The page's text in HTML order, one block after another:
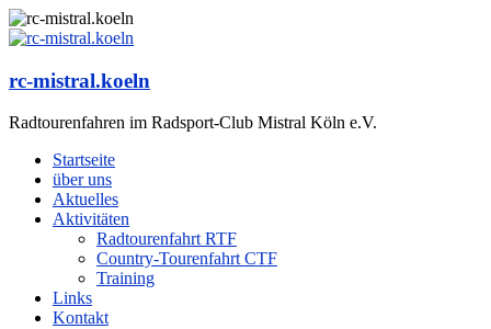
Zum
Inhalt
rc-mistral.koeln
Radtourenfahren im Radsport-Club Mistral Köln e.V.
Startseite
über uns
Aktuelles
Aktivitäten
Radtourenfahrt RTF
Country-Tourenfahrt CTF
Training
Links
Kontakt